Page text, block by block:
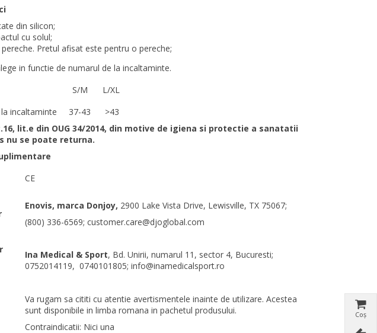
din silicon;
cu solul;
pereche. Pretul afisat este pentru o pereche;
in functie de numarul de la incaltaminte.
S/M
L/XL
incaltaminte
37-43
>43
lit.e din OUG 34/2014, din motive de igiena si protectie a sanatatii
nu se poate returna.
CE
Enovis, marca Donjoy, 2900 Lake Vista Drive, Lewisville, TX 75067;
(800) 336-6569; customer.care@djoglobal.com
Ina Medical & Sport, Bd. Unirii, numarul 11, sector 4, Bucuresti;
0752014119, 0740101805; info@inamedicalsport.ro
Va rugam sa cititi cu atentie avertismentele inainte de utilizare. Acestea
sunt disponibile in limba romana in pachetul produsului.
Contraindicatii: Nici una
Coș